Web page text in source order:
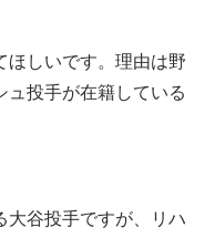
ほしいです。理由は野
ュ投手が在籍している
大谷投手ですが、リハ